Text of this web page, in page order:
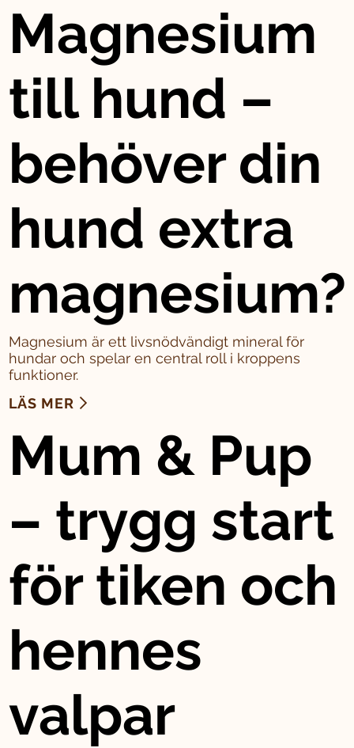
Magnesium
till hund –
behöver din
hund extra
magnesium?
Magnesium är ett livsnödvändigt mineral för
hundar och spelar en central roll i kroppens
funktioner.
LÄS MER
Mum & Pup
– trygg start
för tiken och
hennes
valpar